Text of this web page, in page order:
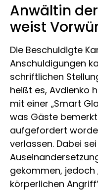
Anwältin
weist
Die Beschuldigte
Anschuldigungen
schriftlichen
heißt es, Avdienko
mit einer „Smart
was Gäste
aufgefordert
verlassen. Dabei
gekommen, jedoch
körperlichen